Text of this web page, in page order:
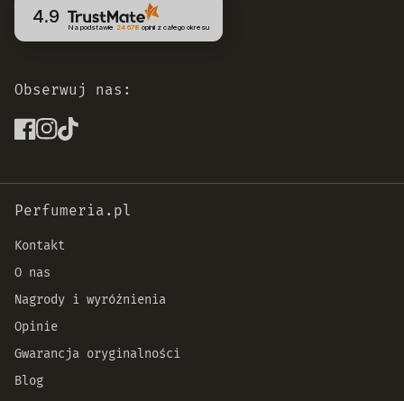
4.9
Na podstawie 24 678 opinii z całego okresu
Obserwuj nas:
Perfumeria.pl
Kontakt
O nas
Nagrody i wyróżnienia
Opinie
Gwarancja oryginalności
Blog